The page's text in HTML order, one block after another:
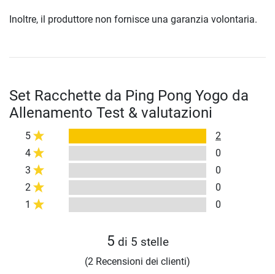
Inoltre, il produttore non fornisce una garanzia volontaria.
Set Racchette da Ping Pong Yogo da
Allenamento Test & valutazioni
5
2
4
0
3
0
2
0
1
0
5 di 5 stelle
(2 Recensioni dei clienti)